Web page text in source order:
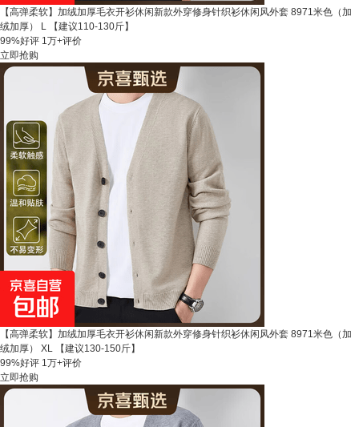
【高弹柔软】加绒加厚毛衣开衫休闲新款外穿修身针织衫休闲风外套 8971米色（加
绒加厚） L 【建议110-130斤】
99%好评 1万+评价
立即抢购
【高弹柔软】加绒加厚毛衣开衫休闲新款外穿修身针织衫休闲风外套 8971米色（加
绒加厚） XL 【建议130-150斤】
99%好评 1万+评价
立即抢购